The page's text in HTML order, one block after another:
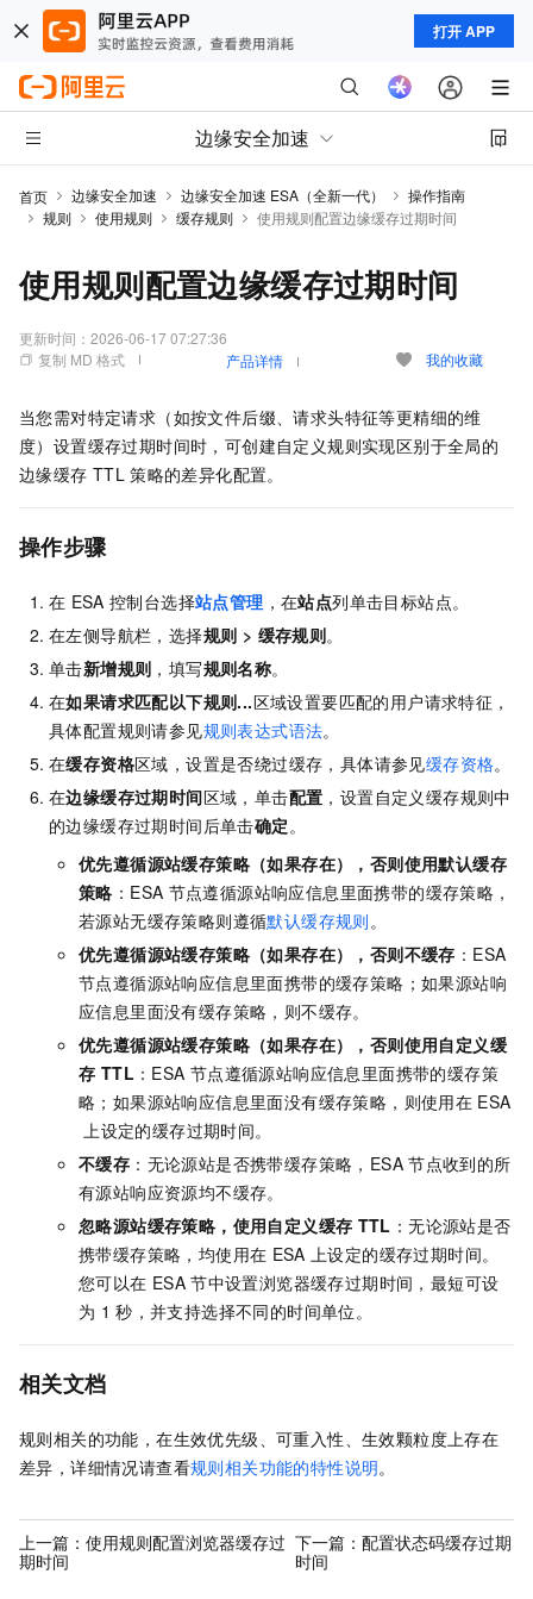
打开 APP
边缘安全加速
首页 边缘安全加速 边缘安全加速 ESA（全新一代）
操作指南
规则
使用规则 缓存规则 使用规则配置边缘缓存过期时间
使用规则配置边缘缓存过期时间
更新时间： 2026-06-17 07:27:36
复制 MD 格式
产品详情 我的收藏
当您需对特定请求（如按文件后缀、请求头特征等更精细的维
度）设置缓存过期时间时，可创建自定义规则实现区别于全局的
边缘缓存 TTL 策略的差异化配置。
操作步骤
在 ESA 控制台选择站点管理 ，在站点列单击目标站点。
在左侧导航栏，选择规则 > 缓存规则。
单击新增规则 ，填写规则名称。
在如果请求匹配以下规则...区域设置要匹配的用户请求特征，
具体配置规则请参见规则表达式语法。
在缓存资格区域，设置是否绕过缓存，具体请参见缓存资格。
在边缘缓存过期时间区域，单击配置 ，设置自定义缓存规则中
的边缘缓存过期时间后单击确定。
优先遵循源站缓存策略（如果存在），否则使用默认缓存
策略 ： ESA 节点遵循源站响应信息里面携带的缓存策略，
若源站无缓存策略则遵循默认缓存规则。
优先遵循源站缓存策略（如果存在），否则不缓存 ： ESA
节点遵循源站响应信息里面携带的缓存策略；如果源站响
应信息里面没有缓存策略，则不缓存。
优先遵循源站缓存策略（如果存在），否则使用自定义缓
存 TTL ： ESA 节点遵循源站响应信息里面携带的缓存策
略；如果源站响应信息里面没有缓存策略，则使用在 ESA
上设定的缓存过期时间。
不缓存 ：无论源站是否携带缓存策略， ESA 节点收到的所
有源站响应资源均不缓存。
忽略源站缓存策略，使用自定义缓存 TTL ：无论源站是否
携带缓存策略，均使用在 ESA 上设定的缓存过期时间。
您可以在 ESA 节中设置浏览器缓存过期时间，最短可设
为 1 秒，并支持选择不同的时间单位。
相关文档
规则相关的功能，在生效优先级、可重入性、生效颗粒度上存在
差异，详细情况请查看规则相关功能的特性说明。
上一篇： 使用规则配置浏览器缓存过
期时间
下一篇：配置状态码缓存过期
时间